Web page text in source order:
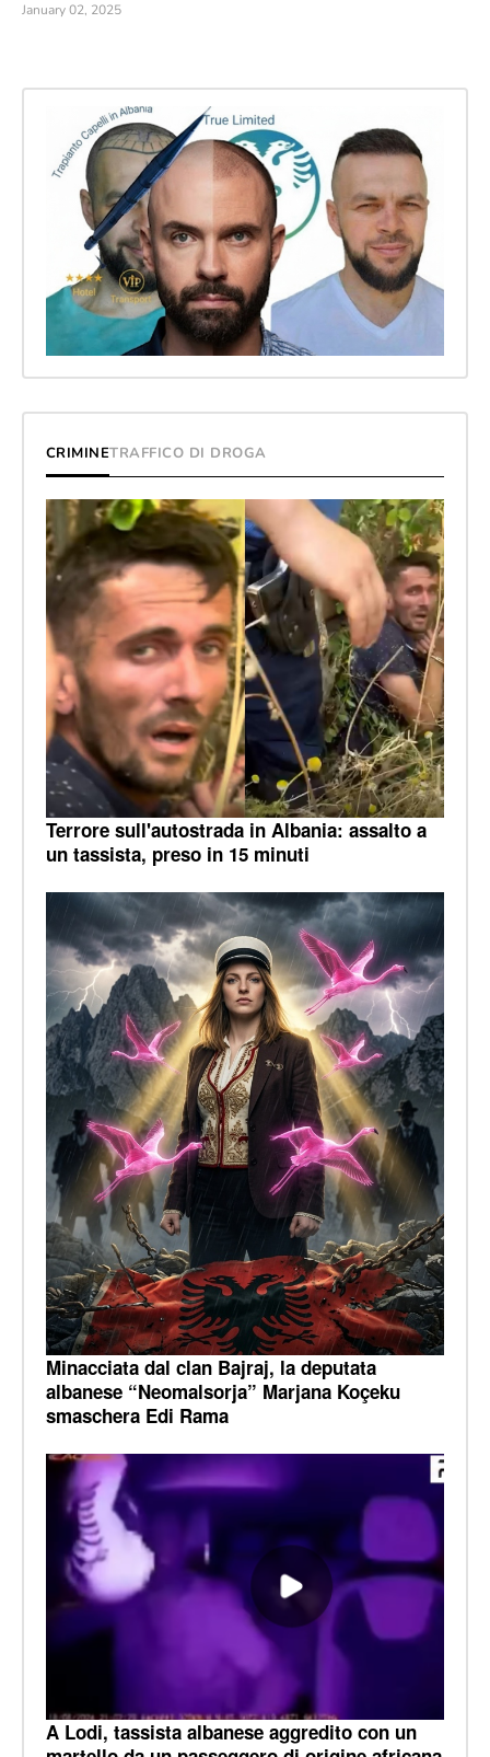
January 02, 2025
CRIMINETRAFFICO DI DROGA
Terrore sull'autostrada in Albania: assalto a
un tassista, preso in 15 minuti
Minacciata dal clan Bajraj, la deputata
albanese “Neomalsorja” Marjana Koçeku
smaschera Edi Rama
A Lodi, tassista albanese aggredito con un